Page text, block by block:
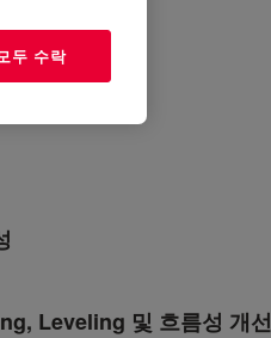
생산할
Leveling 및 흐름성 개선
두 수락